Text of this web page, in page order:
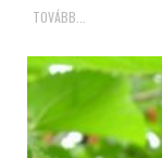
TOVÁBB...